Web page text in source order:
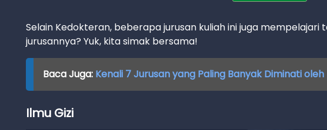
Selain Kedokteran, beberapa jurusan kuliah ini juga
jurusannya? Yuk, kita simak bersama!
Baca Juga: Kenali 7 Jurusan yang Paling Banyak Diminati
Ilmu Gizi